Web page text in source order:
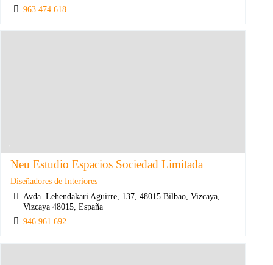
963 474 618
Neu Estudio Espacios Sociedad Limitada
Diseñadores de Interiores
Avda. Lehendakari Aguirre, 137, 48015 Bilbao, Vizcaya,
Vizcaya 48015, España
946 961 692